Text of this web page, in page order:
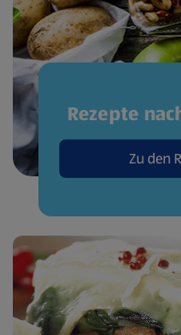
Rezepte
Zu den